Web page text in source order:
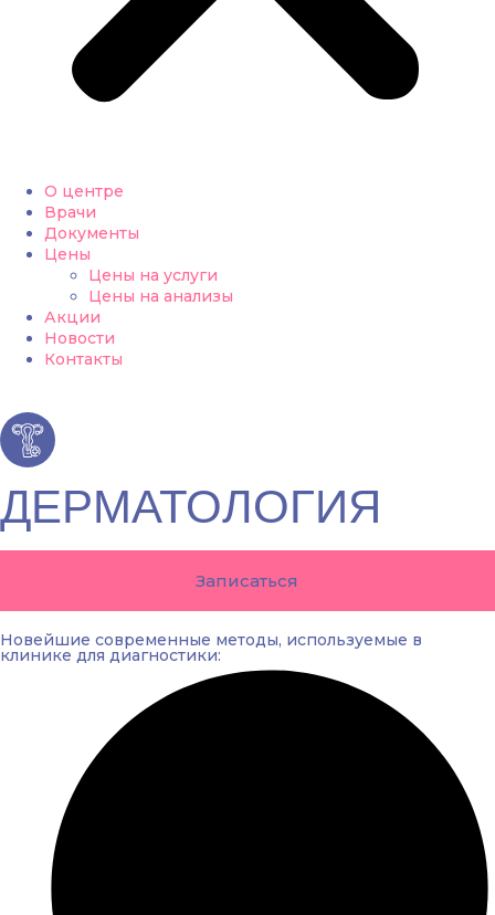
О центре
Врачи
Документы
Цены
Цены на услуги
Цены на анализы
Акции
Новости
Контакты
ДЕРМАТОЛОГИЯ
Записаться
Новейшие современные методы, используемые в
клинике для диагностики: